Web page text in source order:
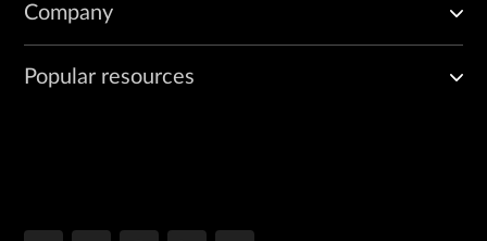
Company
Popular resources